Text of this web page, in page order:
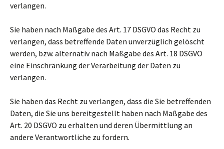
verlangen.
Sie haben nach Maßgabe des Art. 17 DSGVO das Recht zu
verlangen, dass betreffende Daten unverzüglich gelöscht
werden, bzw. alternativ nach Maßgabe des Art. 18 DSGVO
eine Einschränkung der Verarbeitung der Daten zu
verlangen.
Sie haben das Recht zu verlangen, dass die Sie betreffenden
Daten, die Sie uns bereitgestellt haben nach Maßgabe des
Art. 20 DSGVO zu erhalten und deren Übermittlung an
andere Verantwortliche zu fordern.